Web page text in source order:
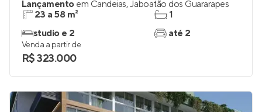
Lançamento em Candeias,Jaboatão dos Guararapes
23 a 58 m²
studio e 2
1
até 2
Venda a partir de
R$ 323.000